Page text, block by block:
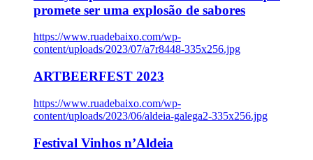
promete ser uma explosão de sabores
https://www.ruadebaixo.com/wp-
content/uploads/2023/07/a7r8448-335x256.jpg
ARTBEERFEST 2023
https://www.ruadebaixo.com/wp-
content/uploads/2023/06/aldeia-galega2-335x256.jpg
Festival Vinhos n’Aldeia